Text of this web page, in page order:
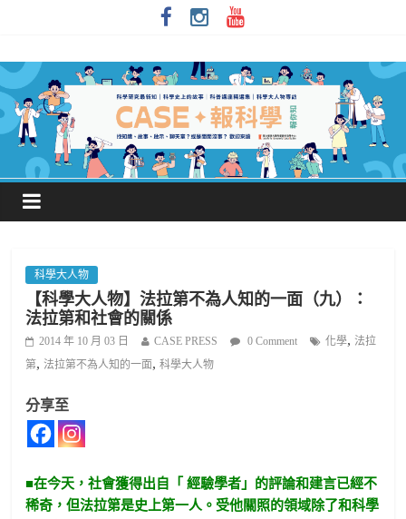
科學大人物
【科學大人物】法拉第不為人知的一面（九）：
法拉第和社會的關係
2014 年 10 月 03 日 CASE PRESS 0 Comment 化學, 法拉
第, 法拉第不為人知的一面,科學大人物
分享至
■在今天，社會獲得出自「 經驗學者」的評論和建言已經不
稀奇，但法拉第是史上第一人。受他關照的領域除了和科學